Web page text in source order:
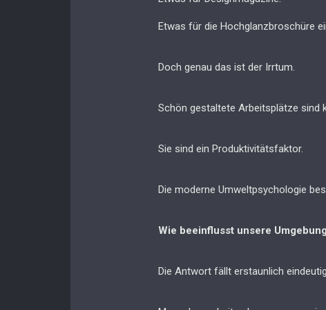
Etwas für die Hochglanzbroschüre
Doch genau das ist der Irrtum.
Schön gestaltete Arbeitsplätze sind
Sie sind ein Produktivitätsfaktor.
Die moderne Umweltpsychologie
Wie beeinflusst unsere
Die Antwort fällt erstaunlich